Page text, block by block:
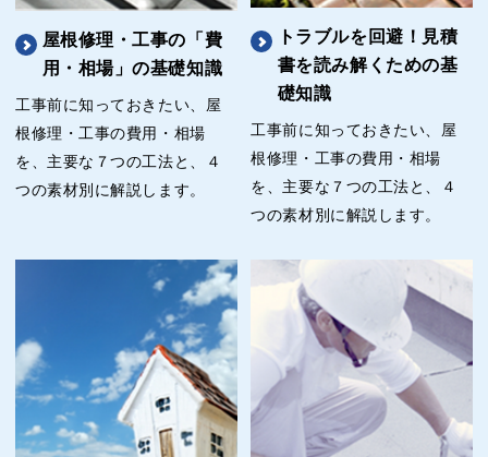
屋根修理・工事の「費
用・相場」の基礎知識
工事前に知っておきたい、屋
根修理・工事の費用・相場
を、主要な７つの工法と、４
つの素材別に解説します。
トラブルを回避！見積
書を読み解くための基
礎知識
工事前に知っておきたい、屋
根修理・工事の費用・相場
を、主要な７つの工法と、４
つの素材別に解説します。